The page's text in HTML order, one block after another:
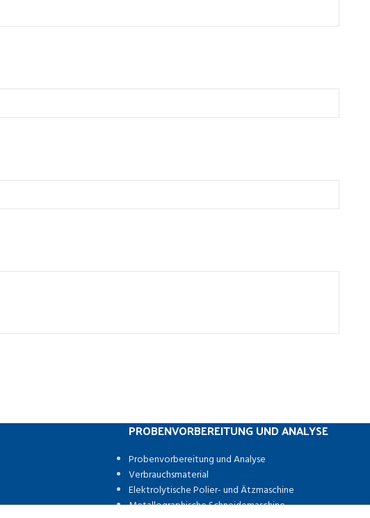
PROBENVORBEREITUNG UND ANALYSE
Probenvorbereitung und Analyse
Verbrauchsmaterial
Elektrolytische Polier- und Ätzmaschine
Metallographische Schneidemaschine